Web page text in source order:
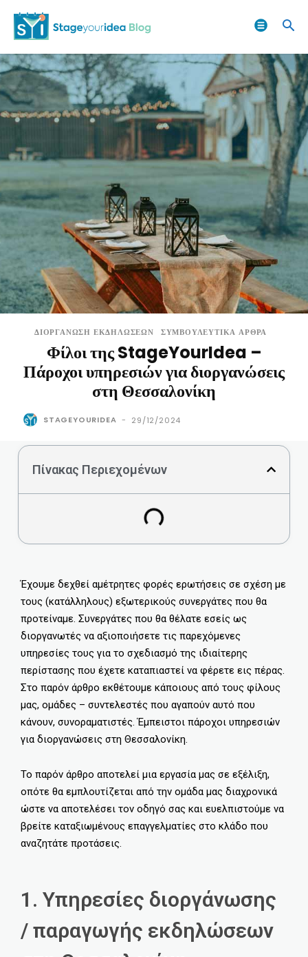
ΔΙΟΡΓΆΝΩΣΗ ΕΚΔΗΛΏΣΕΩΝ ΣΥΜΒΟΥΛΕΥΤΙΚΆ ΆΡΘΡΑ
Φίλοι της StageYourIdea –
Πάροχοι υπηρεσιών για διοργανώσεις
στη Θεσσαλονίκη
STAGEYOURIDEA - 29/12/2024
Πίνακας Περιεχομένων
Έχουμε δεχθεί αμέτρητες φορές ερωτήσεις σε σχέση με
τους (κατάλληλους) εξωτερικούς συνεργάτες που θα
προτείναμε. Συνεργάτες που θα θέλατε εσείς ως
διοργανωτές να αξιοποιήσετε τις παρεχόμενες
υπηρεσίες τους για το σχεδιασμό της ιδιαίτερης
περίστασης που έχετε καταπιαστεί να φέρετε εις πέρας.
Στο παρόν άρθρο εκθέτουμε κάποιους από τους φίλους
μας, ομάδες – συντελεστές που αγαπούν αυτό που
κάνουν, συνοραματιστές. Έμπειστοι πάροχοι υπηρεσιών
για διοργανώσεις στη Θεσσαλονίκη.
Το παρόν άρθρο αποτελεί μια εργασία μας σε εξέλιξη,
οπότε θα εμπλουτίζεται από την ομάδα μας διαχρονικά
ώστε να αποτελέσει τον οδηγό σας και ευελπιστούμε να
βρείτε καταξιωμένους επαγγελματίες στο κλάδο που
αναζητάτε προτάσεις.
1. Υπηρεσίες διοργάνωσης
/ παραγωγής εκδηλώσεων